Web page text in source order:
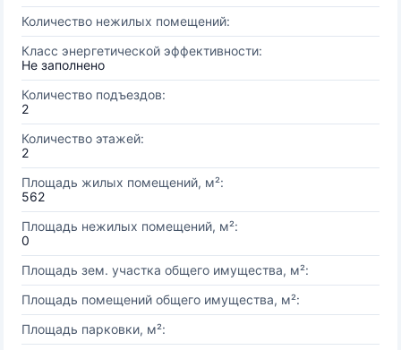
Количество нежилых помещений:
Класс энергетической эффективности:
Не заполнено
Количество подъездов:
2
Количество этажей:
2
Площадь жилых помещений, м²:
562
Площадь нежилых помещений, м²:
0
Площадь зем. участка общего имущества, м²:
Площадь помещений общего имущества, м²:
Площадь парковки, м²: